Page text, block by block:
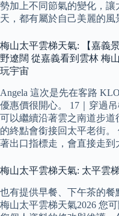
勢加上不同節氣的變化，
天，都有屬於自己美麗的風
梅山太平雲梯天氣: 【嘉義
野遼闊 從嘉義看到雲林 梅
玩宇宙
Angela 這次是先在客路
優惠價很開心。 17｜穿過
可以繼續沿著雲之南道步
的終點會銜接回太平老街
著出口指標走，會直接走到
梅山太平雲梯天氣: 太平雲
也有提供早餐、下午茶的餐
梅山太平雲梯天氣2026 您